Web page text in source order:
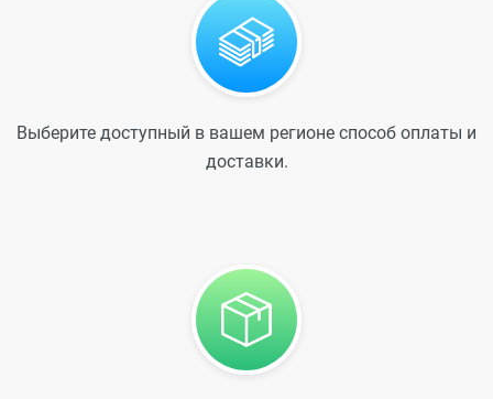
Выберите доступный в вашем регионе способ оплаты и
доставки.